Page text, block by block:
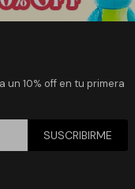
un 10% off en tu primera
SUSCRIBIRME